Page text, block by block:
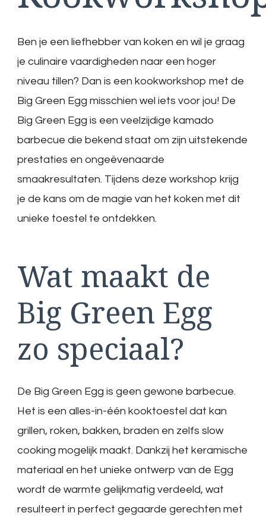
Ben je een liefhebber van koken en wil je graag
je culinaire vaardigheden naar een hoger
niveau tillen? Dan is een kookworkshop met de
Big Green Egg misschien wel iets voor jou! De
Big Green Egg is een veelzijdige kamado
barbecue die bekend staat om zijn uitstekende
prestaties en ongeëvenaarde
smaakresultaten. Tijdens deze workshop krijg
je de kans om de magie van het koken met dit
unieke toestel te ontdekken.
Wat maakt de
Big Green Egg
zo speciaal?
De Big Green Egg is geen gewone barbecue.
Het is een alles-in-één kooktoestel dat kan
grillen, roken, bakken, braden en zelfs slow
cooking mogelijk maakt. Dankzij het keramische
materiaal en het unieke ontwerp van de Egg
wordt de warmte gelijkmatig verdeeld, wat
resulteert in perfect gegaarde gerechten met